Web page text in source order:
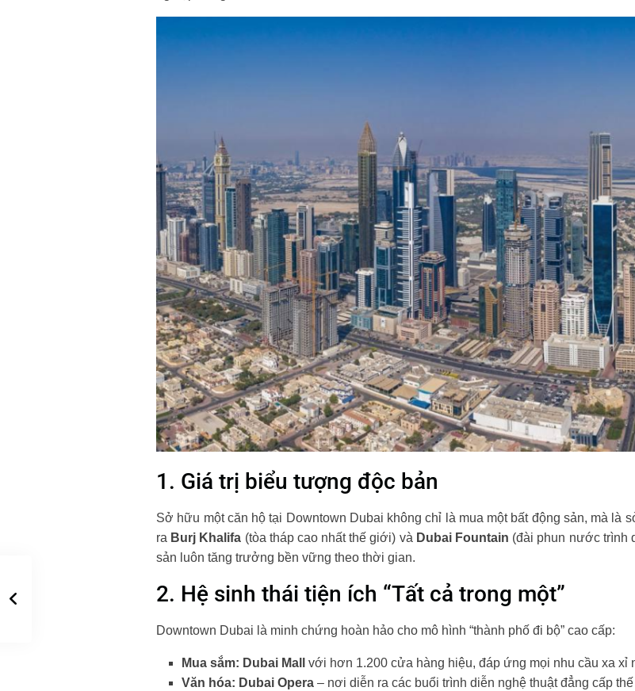
1. Giá trị biểu tượng độc bản
Sở hữu một căn hộ tại Downtown Dubai không chỉ là mua một bất động sản, mà là
ra Burj Khalifa (tòa tháp cao nhất thế giới) và Dubai Fountain (đài phun nước trình
sản luôn tăng trưởng bền vững theo thời gian.
2. Hệ sinh thái tiện ích “Tất cả trong một”
Downtown Dubai là minh chứng hoàn hảo cho mô hình “thành phố đi bộ” cao cấp:
Mua sắm: Dubai Mall
với hơn 1.200 cửa hàng hiệu, đáp ứng mọi nhu cầu xa xỉ
Văn hóa: Dubai Opera – nơi diễn ra các buổi trình diễn nghệ thuật đẳng cấp